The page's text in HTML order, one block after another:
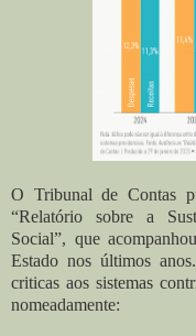
O Tribunal de Contas
“Relatório sobre a
Social”, que
Estado nos últimos anos.
criticas aos sistemas
nomeadamente: